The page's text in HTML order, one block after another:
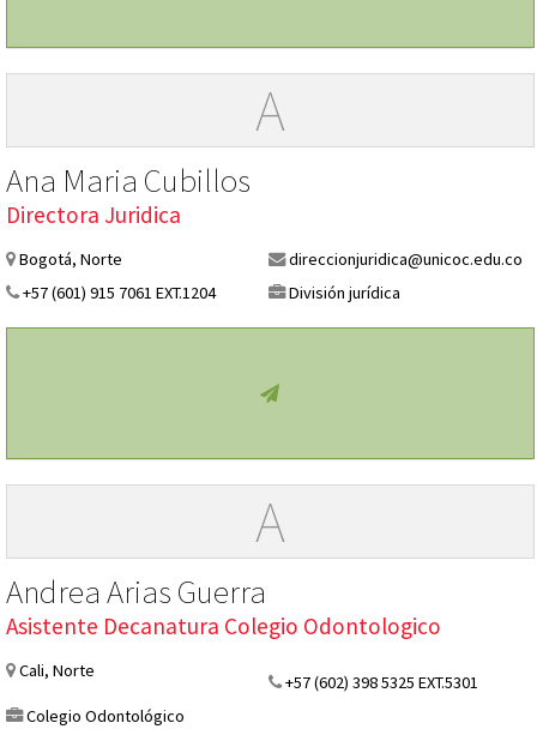
A
Ana Maria Cubillos
Directora Juridica
Bogotá, Norte
direccionjuridica@unicoc.edu.co
+57 (601) 915 7061 EXT.1204
División jurídica
A
Andrea Arias Guerra
Asistente Decanatura Colegio Odontologico
Cali, Norte
+57 (602) 398 5325 EXT.5301
Colegio Odontológico